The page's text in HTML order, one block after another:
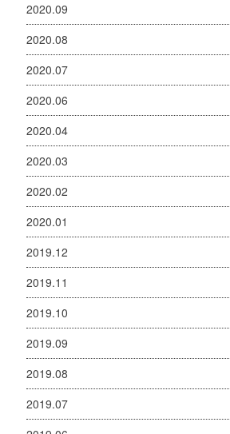
2020.09
2020.08
2020.07
2020.06
2020.04
2020.03
2020.02
2020.01
2019.12
2019.11
2019.10
2019.09
2019.08
2019.07